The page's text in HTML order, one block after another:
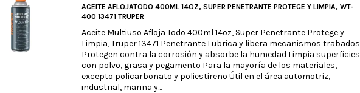
ACEITE AFLOJATODO 400ML 14OZ, SUPER PENETRANTE PROTEGE Y LIMPIA, WT-
400 13471 TRUPER
Aceite Multiuso Afloja Todo 400ml 14oz, Super Penetrante Protege y
Limpia, Truper 13471 Penetrante Lubrica y libera mecanismos trabados
Protegen contra la corrosión y absorbe la humedad Limpia superficies
con polvo, grasa y pegamento Para la mayoría de los materiales,
excepto policarbonato y poliestireno Útil en el área automotriz,
industrial, marina y...